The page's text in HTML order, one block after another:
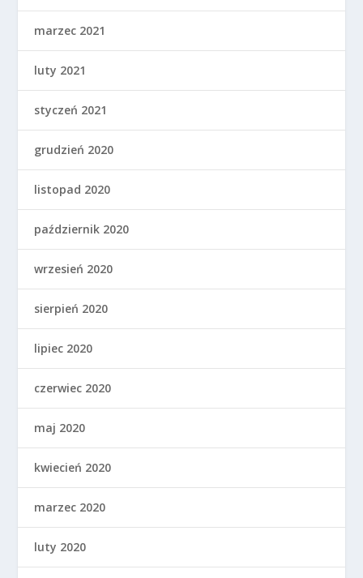
marzec 2021
luty 2021
styczeń 2021
grudzień 2020
listopad 2020
październik 2020
wrzesień 2020
sierpień 2020
lipiec 2020
czerwiec 2020
maj 2020
kwiecień 2020
marzec 2020
luty 2020